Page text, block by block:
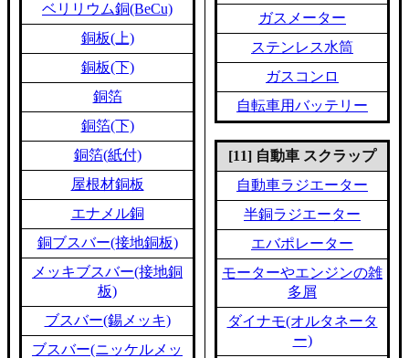
ベリリウム銅(BeCu)
銅板(上)
銅板(下)
銅箔
銅箔(下)
銅箔(紙付)
屋根材銅板
エナメル銅
銅ブスバー(接地銅板)
メッキブスバー(接地銅
板)
ブスバー(錫メッキ)
ブスバー(ニッケルメッ
ガスメーター
ステンレス水筒
ガスコンロ
自転車用バッテリー
[11] 自動車 スクラップ
自動車ラジエーター
半銅ラジエーター
エバポレーター
モーターやエンジンの雑
多屑
ダイナモ(オルタネータ
ー)